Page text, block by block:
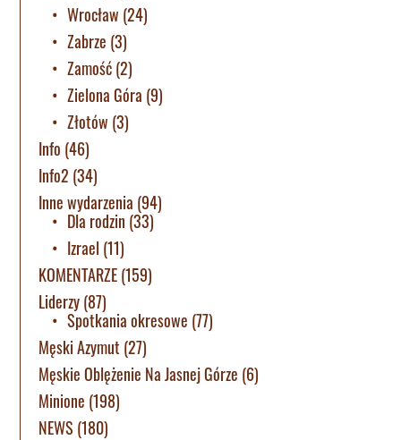
Wrocław (24)
Zabrze (3)
Zamość(2)
Zielona Góra (9)
Złotów (3)
Info (46)
Info2 (34)
Inne wydarzenia (94)
Dla rodzin (33)
Izrael (11)
KOMENTARZE(159)
Liderzy(87)
Spotkania okresowe (77)
Męski Azymut (27)
Męskie Oblężenie Na Jasnej Górze (6)
Minione (198)
NEWS (180)